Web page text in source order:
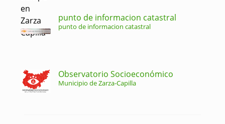
punto de informacion catastral
punto de informacion catastral
Observatorio Socioeconómico
Municipio de Zarza-Capilla